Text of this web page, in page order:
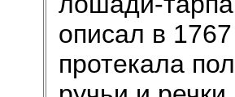
описал в
протекала